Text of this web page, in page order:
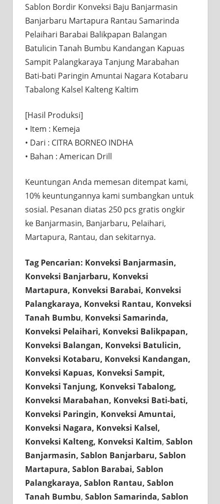
Sablon Bordir Konveksi Baju Banjarmasin
Banjarbaru Martapura Rantau Samarinda
Pelaihari Barabai Balikpapan Balangan
Batulicin Tanah Bumbu Kandangan Kapuas
Sampit Palangkaraya Tanjung Marabahan
Bati-bati Paringin Amuntai Nagara Kotabaru
Tabalong Kalsel Kalteng Kaltim
[Hasil Produksi] ⠀⠀
• Item : Kemeja
• Dari : CITRA BORNEO INDHA
• Bahan : American Drill
Keuntungan Anda memesan ditempat kami,
10% keuntungannya kami sumbangkan untuk
sosial. Pesanan diatas 250 pcs gratis ongkir
ke Banjarmasin, Banjarbaru, Pelaihari,
Martapura, Rantau, dan sekitarnya.
Tag Pencarian: Konveksi Banjarmasin,
Konveksi Banjarbaru, Konveksi
Martapura, Konveksi Barabai, Konveksi
Palangkaraya, Konveksi Rantau, Konveksi
Tanah Bumbu, Konveksi Samarinda,
Konveksi Pelaihari, Konveksi Balikpapan,
Konveksi Balangan, Konveksi Batulicin,
Konveksi Kotabaru, Konveksi Kandangan,
Konveksi Kapuas, Konveksi Sampit,
Konveksi Tanjung, Konveksi Tabalong,
Konveksi Marabahan, Konveksi Bati-bati,
Konveksi Paringin, Konveksi Amuntai,
Konveksi Nagara, Konveksi Kalsel,
Konveksi Kalteng, Konveksi Kaltim, Sablon
Banjarmasin, Sablon Banjarbaru, Sablon
Martapura, Sablon Barabai, Sablon
Palangkaraya, Sablon Rantau, Sablon
Tanah Bumbu, Sablon Samarinda, Sablon